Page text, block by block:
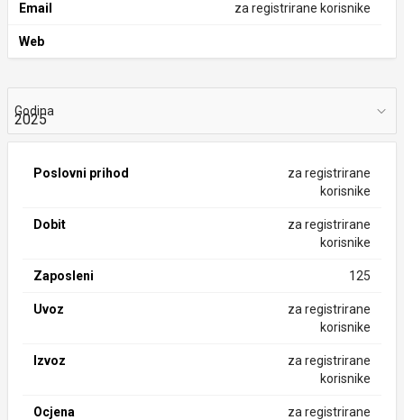
Email za registrirane korisnike
Web
Godina
Poslovni prihod
za registrirane
korisnike
Dobit
za registrirane
korisnike
Zaposleni 125
Uvoz
za registrirane
korisnike
Izvoz
za registrirane
korisnike
Ocjena
za registrirane